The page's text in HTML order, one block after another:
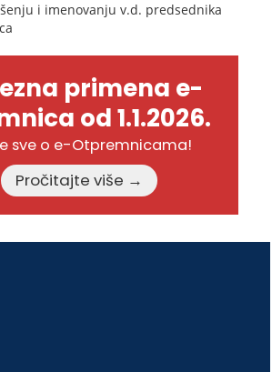
i imenovanju v.d. predsednika
primena e-
od 1.1.2026.
sve o e-Otpremnicama!
Pročitajte više →